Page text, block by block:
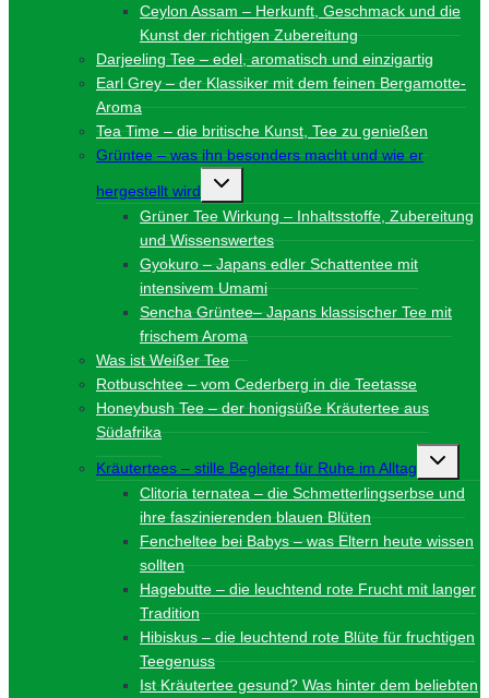
Ceylon Assam – Herkunft, Geschmack und die
Kunst der richtigen Zubereitung
Darjeeling Tee – edel, aromatisch und einzigartig
Earl Grey – der Klassiker mit dem feinen Bergamotte-
Aroma
Tea Time – die britische Kunst, Tee zu genießen
Grüntee – was ihn besonders macht und wie er
hergestellt wird
Untermenü
Grüner Tee Wirkung – Inhaltsstoffe, Zubereitung
und Wissenswertes
Gyokuro – Japans edler Schattentee mit
intensivem Umami
Sencha Grüntee– Japans klassischer Tee mit
frischem Aroma
Was ist Weißer Tee
Rotbuschtee – vom Cederberg in die Teetasse
Honeybush Tee – der honigsüße Kräutertee aus
Südafrika
Kräutertees – stille Begleiter für Ruhe im Alltag
Clitoria ternatea – die Schmetterlingserbse und
ihre faszinierenden blauen Blüten
Fencheltee bei Babys – was Eltern heute wissen
sollten
Hagebutte – die leuchtend rote Frucht mit langer
Tradition
Hibiskus – die leuchtend rote Blüte für fruchtigen
Teegenuss
Ist Kräutertee gesund? Was hinter dem beliebten